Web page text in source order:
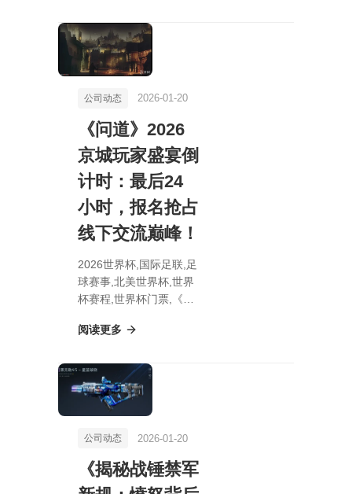
🚨🌙🔧🔥”
公司动态 2026-01-20
《问道》2026
京城玩家盛宴倒
计时：最后24
小时，报名抢占
线下交流巅峰！
2026世界杯,国际足联,足
球赛事,北美世界杯,世界
杯赛程,世界杯门票,《问
倒计时：最后24小时，
阅读更多
公司动态 2026-01-20
《揭秘战锤禁军